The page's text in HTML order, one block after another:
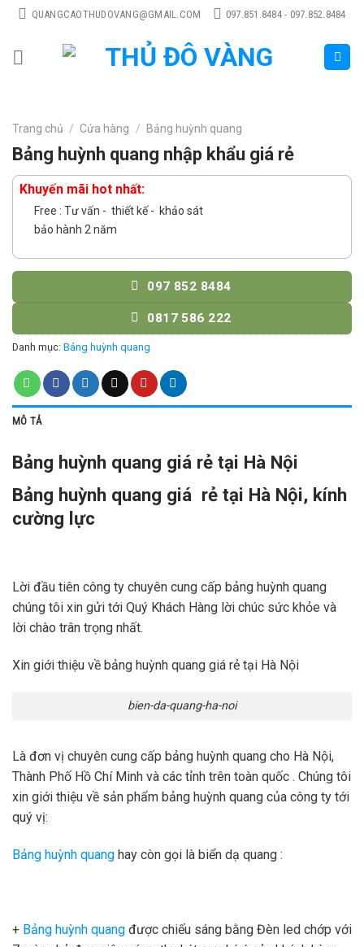
Skip
content
QUANGCAOTHUDOVANG@GMAIL.COM 097.851.8484 - 097.852.8484
Trang chủ / Cửa hàng / Bảng huỳnh quang
Bảng huỳnh quang nhập khẩu giá rẻ
Khuyến mãi hot nhất:
Free : Tư vấn - thiết kế - khảo sát
bảo hành 2 năm
097 852 8484
0817 586 222
Danh mục: Bảng huỳnh quang
MÔ TẢ
Bảng huỳnh quang giá rẻ tại Hà Nội
Bảng huỳnh quang giá rẻ tại Hà Nội, kính
cường lực
Lời đầu tiên công ty chuyên cung cấp bảng huỳnh quang
chúng tôi xin gửi tới Quý Khách Hàng lời chúc sức khỏe và
lời chào trân trọng nhất.
Xin giới thiệu về bảng huỳnh quang giá rẻ tại Hà Nội
bien-da-quang-ha-noi
Là đơn vị chuyên cung cấp bảng huỳnh quang cho Hà Nội,
Thành Phố Hồ Chí Minh và các tỉnh trên toàn quốc . Chúng tôi
xin giới thiệu về sản phẩm bảng huỳnh quang của công ty tới
quý vị:
Bảng huỳnh quang hay còn gọi là biển dạ quang :
+ Bảng huỳnh quang được chiếu sáng bằng Đèn led chớp với